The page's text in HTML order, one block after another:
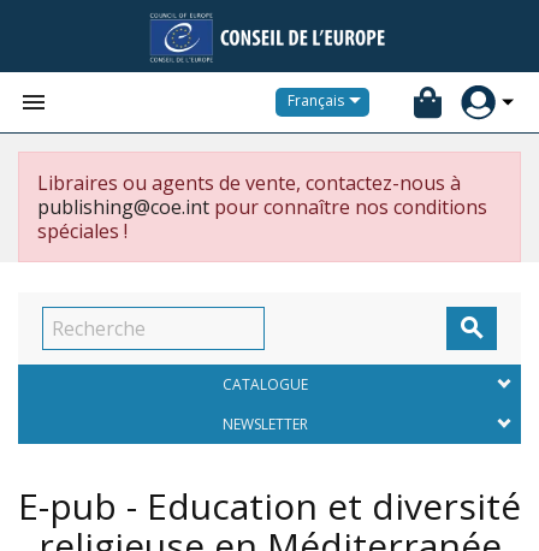
 Français
Libraires ou agents de vente, contactez-nous à
publishing@coe.int pour connaître nos conditions
spéciales !

CATALOGUE
NEWSLETTER
E-pub - Education et diversité